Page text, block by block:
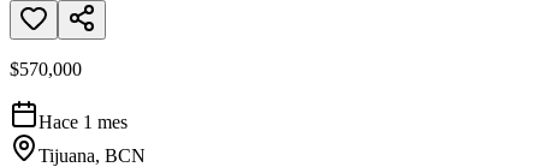
$570,000
Hace 1 mes
Tijuana, BCN